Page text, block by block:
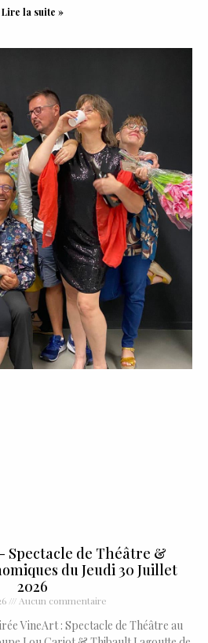
Lire la suite »
Spectacle de Théâtre &
du Jeudi 30 Juillet
2026
Aucun commentaire
VineArt : Spectacle de Théâtre au